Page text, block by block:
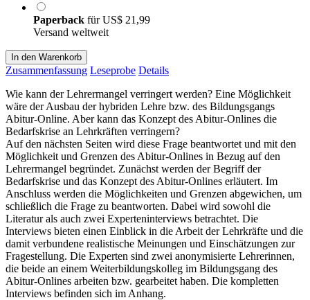
Paperback fürUS$ 21,99
Versand weltweit
In den Warenkorb
Zusammenfassung Leseprobe Details
Wie kann der Lehrermangel verringert werden? Eine Möglichkeit
wäre der Ausbau der hybriden Lehre bzw. des Bildungsgangs
Abitur-Online. Aber kann das Konzept des Abitur-Onlines die
Bedarfskrise an Lehrkräften verringern?
Auf den nächsten Seiten wird diese Frage beantwortet und mit den
Möglichkeit und Grenzen des Abitur-Onlines in Bezug auf den
Lehrermangel begründet. Zunächst werden der Begriff der
Bedarfskrise und das Konzept des Abitur-Onlines erläutert. Im
Anschluss werden die Möglichkeiten und Grenzen abgewichen, um
schließlich die Frage zu beantworten. Dabei wird sowohl die
Literatur als auch zwei Experteninterviews betrachtet. Die
Interviews bieten einen Einblick in die Arbeit der Lehrkräfte und die
damit verbundene realistische Meinungen und Einschätzungen zur
Fragestellung. Die Experten sind zwei anonymisierte Lehrerinnen,
die beide an einem Weiterbildungskolleg im Bildungsgang des
Abitur-Onlines arbeiten bzw. gearbeitet haben. Die kompletten
Interviews befinden sich im Anhang.